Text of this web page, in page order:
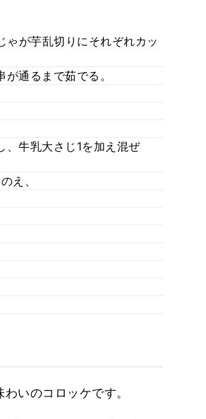
が芋乱切りにそれぞれカッ
通るまで茹でる。
牛乳大さじ1を加え混ぜ
え、
いのコロッケです。